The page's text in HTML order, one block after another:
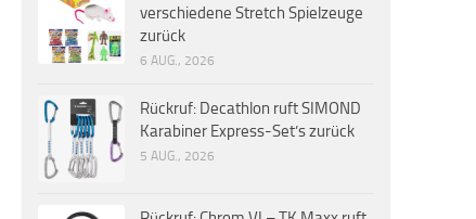
verschiedene Stretch Spielzeuge
zurück
6 AUG., 2026
Rückruf: Decathlon ruft SIMOND
Karabiner Express-Set’s zurück
5 AUG., 2026